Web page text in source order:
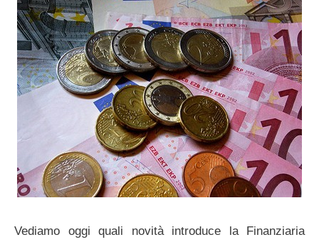
Vediamo oggi quali novità introduce la Finanziaria